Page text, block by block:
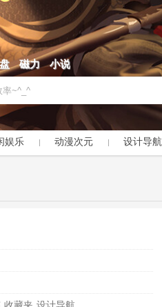
磁力 小说
娱乐 动漫次元 设计导航